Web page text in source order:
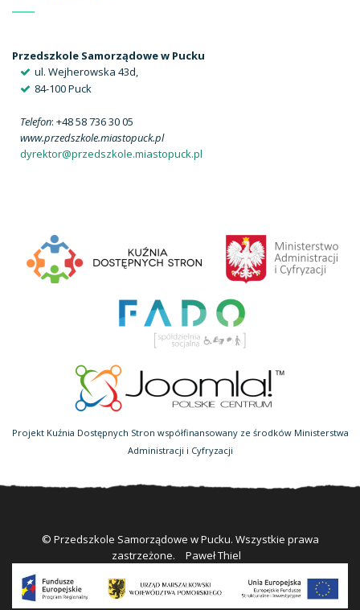
Przedszkole Samorządowe w Pucku
ul. Wejherowska 43d,
84-100 Puck
Telefon: +48 58 736 30 05
www.przedszkole.miastopuck.pl
dyrektor@przedszkole.miastopuck.pl
Projekt Kuźnia Dostępnych Stron współfinansowany ze środków Ministerstwa
Administracji i Cyfryzacji
© Przedszkole Samorządowe w Pucku. Wszystkie prawa
zastrzeżone.
Paweł Thiel